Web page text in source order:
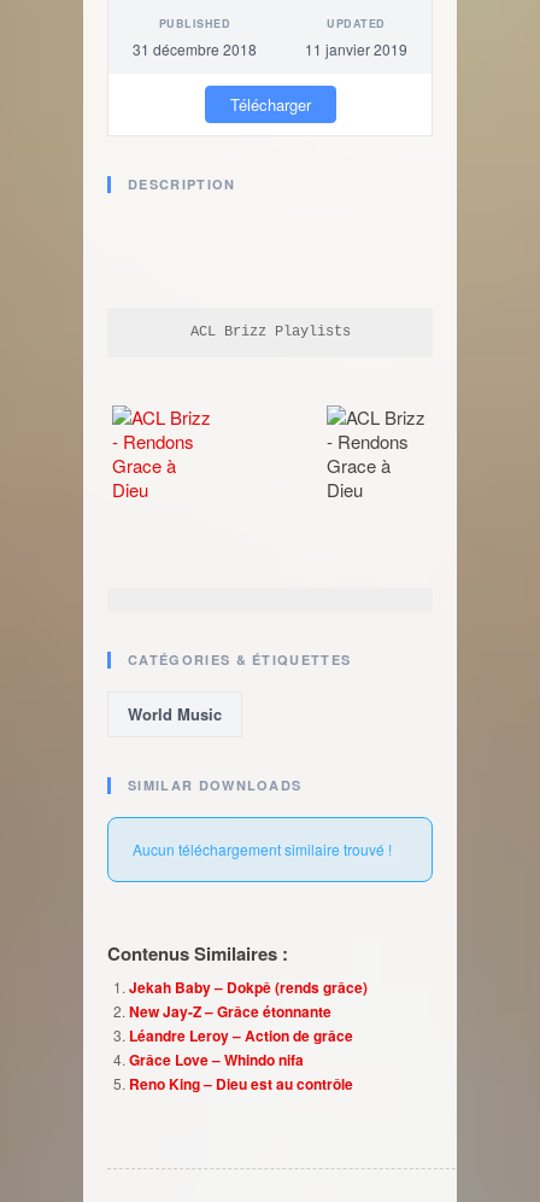
PUBLISHED
31 décembre 2018
UPDATED
11 janvier 2019
Télécharger
DESCRIPTION
ACL Brizz Playlists
CATÉGORIES & ÉTIQUETTES
World Music
SIMILAR DOWNLOADS
Aucun téléchargement similaire trouvé !
Contenus Similaires :
Jekah Baby – Dokpê (rends grâce)
New Jay-Z – Grâce étonnante
Léandre Leroy – Action de grâce
Grâce Love – Whindo nifa
Reno King – Dieu est au contrôle